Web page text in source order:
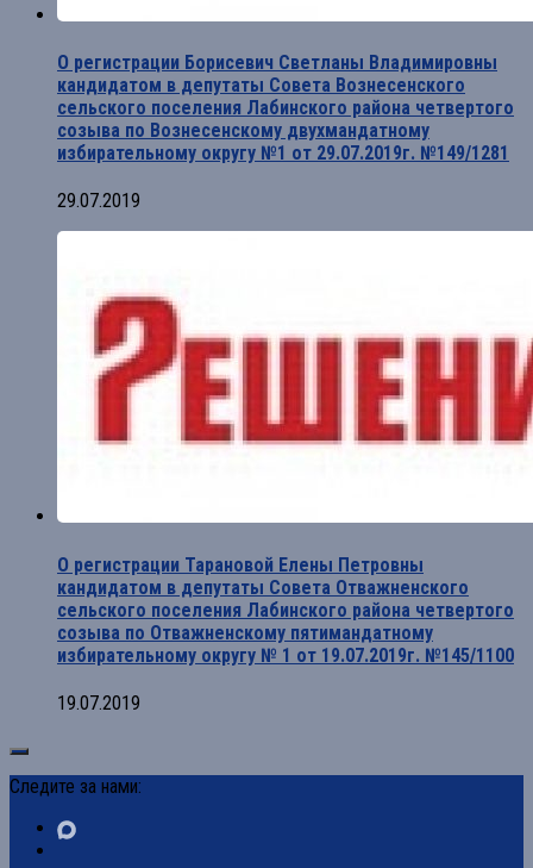
О регистрации Борисевич Светланы Владимировны
кандидатом в депутаты Совета Вознесенского
сельского поселения Лабинского района четвертого
созыва по Вознесенскому двухмандатному
избирательному округу №1 от 29.07.2019г. №149/1281
29.07.2019
О регистрации Тарановой Елены Петровны
кандидатом в депутаты Совета Отважненского
сельского поселения Лабинского района четвертого
созыва по Отважненскому пятимандатному
избирательному округу № 1 от 19.07.2019г. №145/1100
19.07.2019
Следите за нами: